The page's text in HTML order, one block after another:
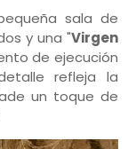
sala de
y una "Virgen
de ejecución
refleja la
un toque de